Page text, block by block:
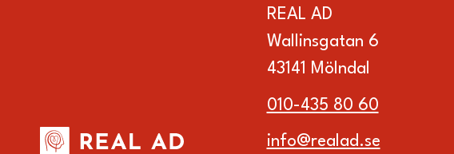
REAL AD
Wallinsgatan 6
43141 Mölndal
010-435 80 60
info@realad.se